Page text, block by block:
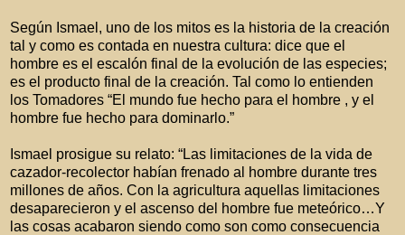
Según Ismael, uno de los mitos es la historia de la creación
tal y como es contada en nuestra cultura: dice que el
hombre es el escalón final de la evolución de las especies;
es el producto final de la creación. Tal como lo entienden
los Tomadores “El mundo fue hecho para el hombre , y el
hombre fue hecho para dominarlo.”
Ismael prosigue su relato: “Las limitaciones de la vida de
cazador-recolector habían frenado al hombre durante tres
millones de años. Con la agricultura aquellas limitaciones
desaparecieron y el ascenso del hombre fue meteórico…Y
las cosas acabaron siendo como son como consecuencia